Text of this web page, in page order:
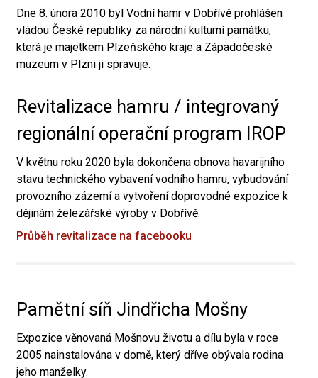
Dne 8. února 2010 byl Vodní hamr v Dobřívě prohlášen
vládou České republiky za národní kulturní památku,
která je majetkem Plzeňského kraje a Západočeské
muzeum v Plzni ji spravuje.
Revitalizace hamru / integrovaný
regionální operační program IROP
V květnu roku 2020 byla dokončena obnova havarijního
stavu technického vybavení vodního hamru, vybudování
provozního zázemí a vytvoření doprovodné expozice k
dějinám železářské výroby v Dobřívě.
Průběh revitalizace na facebooku
Pamětní síň Jindřicha Mošny
Expozice věnovaná Mošnovu životu a dílu byla v roce
2005 nainstalována v domě, který dříve obývala rodina
jeho manželky.